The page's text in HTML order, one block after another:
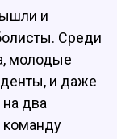
и
Среди
молодые
и даже
два
команду